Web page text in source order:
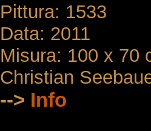
Pittura: 1533
Data: 2011
Misura: 100 x 70
Christian
--> Info